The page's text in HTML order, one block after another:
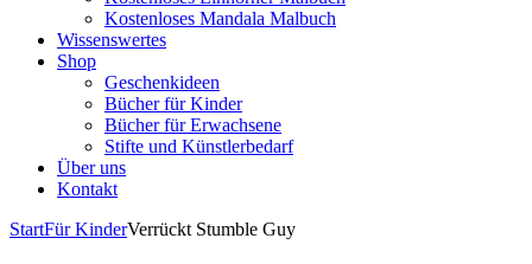
Kostenloses Mandala Malbuch
Wissenswertes
Shop
Geschenkideen
Bücher für Kinder
Bücher für Erwachsene
Stifte und Künstlerbedarf
Über uns
Kontakt
StartFür KinderVerrückt Stumble Guy